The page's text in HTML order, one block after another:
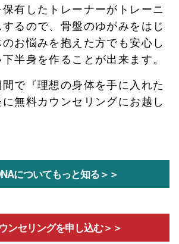
有したトレーナーがトレーニ
るので、骨盤のゆがみをはじ
お悩みを抱えた方でも安心し
半身を作ることが出来ます。
で『理想の身体を手に入れた
無料カウンセリングにお越し
についてもっと知る＞＞
ンセリングを申し込む＞＞